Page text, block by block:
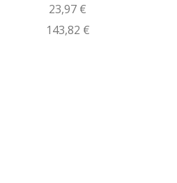
23,97 €
143,82 €